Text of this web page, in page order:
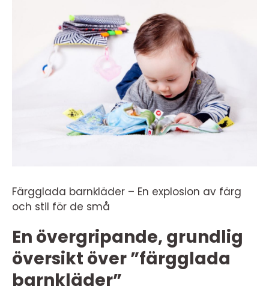
Färgglada barnkläder – En explosion av färg
och stil för de små
En övergripande, grundlig
översikt över ”färgglada
barnkläder”